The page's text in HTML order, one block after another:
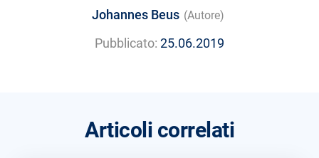
Johannes Beus (Autore)
Pubblicato: 25.06.2019
Articoli correlati